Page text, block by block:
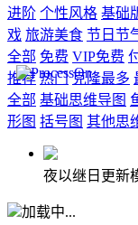
进阶 个性风格 基础
戏 旅游美食 节日节
全部 免费 VIP免费
推荐 热门 克隆最多
全部 基础思维导图
形图 括号图 其他思
夜以继日更新
加载中...